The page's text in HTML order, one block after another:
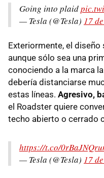
Going into plaid
— Tesla (@Tesla) 17
Exteriormente, el diseño
aunque sólo sea una
conociendo a la marca
debería distanciarse
estas líneas. Agresivo,
el Roadster quiere
techo abierto o cerrado
https://t.co/
— Tesla (@Tesla) 17